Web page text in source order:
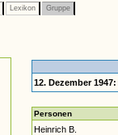
Lexikon Gruppe
12. Dezember 1947:
Personen
Heinrich B.